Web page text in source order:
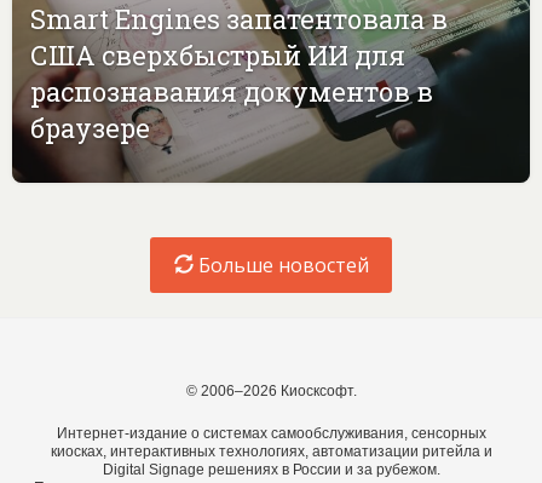
Smart Engines запатентовала в
США сверхбыстрый ИИ для
распознавания документов в
браузере
Больше новостей
© 2006–2026 Киосксофт.
Интернет-издание о системах самообслуживания, сенсорных
киосках, интерактивных технологиях, автоматизации ритейла и
Digital Signage решениях в России и за рубежом.